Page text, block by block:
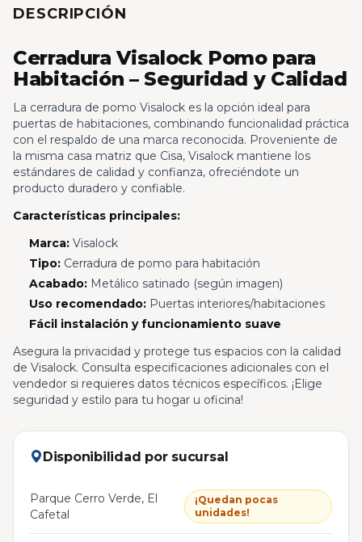
DESCRIPCIÓN
Cerradura Visalock Pomo para
Habitación – Seguridad y Calidad
La cerradura de pomo Visalock es la opción ideal para
puertas de habitaciones, combinando funcionalidad práctica
con el respaldo de una marca reconocida. Proveniente de
la misma casa matriz que Cisa, Visalock mantiene los
estándares de calidad y confianza, ofreciéndote un
producto duradero y confiable.
Características principales:
Marca:Visalock
Tipo:Cerradura de pomo para habitación
Acabado:Metálico satinado (según imagen)
Uso recomendado:Puertas interiores/habitaciones
Fácil instalación y funcionamiento suave
Asegura la privacidad y protege tus espacios con la calidad
de Visalock. Consulta especificaciones adicionales con el
vendedor si requieres datos técnicos específicos. ¡Elige
seguridad y estilo para tu hogar u oficina!
Disponibilidad por sucursal
Parque Cerro Verde, El
Cafetal
¡Quedan pocas
unidades!